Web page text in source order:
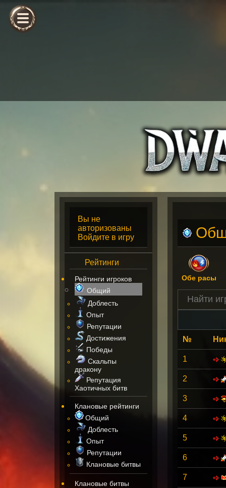
Вы не
авторизованы
Войдите в игру
Рейтинги
Рейтинги игроков
Общий
Доблесть
Опыт
Репутации
Достижения
Победы
Скальпы
дракону
Репутация
Хаотичных битв
Клановые рейтинги
Общий
Доблесть
Опыт
Репутации
Клановые битвы
Клановые битвы
Обе расы
№
1
2
3
4
5
6
7